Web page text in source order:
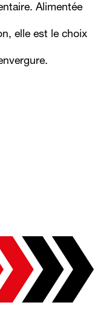
Alimentée
elle est le choix